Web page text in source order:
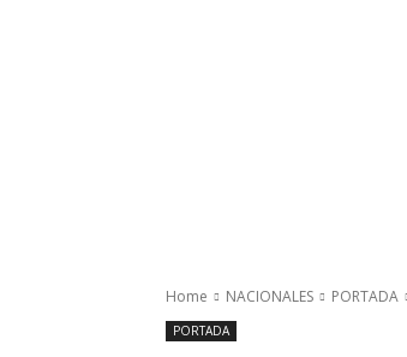
Home NACIONALES PORTADA
PORTADA